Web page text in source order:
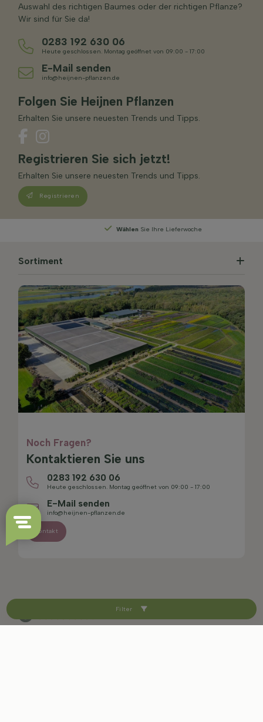
Filter
Auswahl des richtigen Baumes oder der richtigen Pflanze?
Wir sind für Sie da!
0283 192 630 06
Heute geschlossen. Montag geöffnet von 09:00 - 17:00
E-Mail senden
info@heijnen-pflanzen.de
Folgen Sie Heijnen Pflanzen
Erhalten Sie unsere neuesten Trends und Tipps.
Registrieren Sie sich jetzt!
Erhalten Sie unsere neuesten Trends und Tipps.
Registrieren
Wählen Sie Ihre Lieferwoche
Sortiment
Noch Fragen?
Kontaktieren Sie uns
0283 192 630 06
Heute geschlossen. Montag geöffnet von 09:00 - 17:00
E-Mail senden
info@heijnen-pflanzen.de
Kontakt
4.4/5